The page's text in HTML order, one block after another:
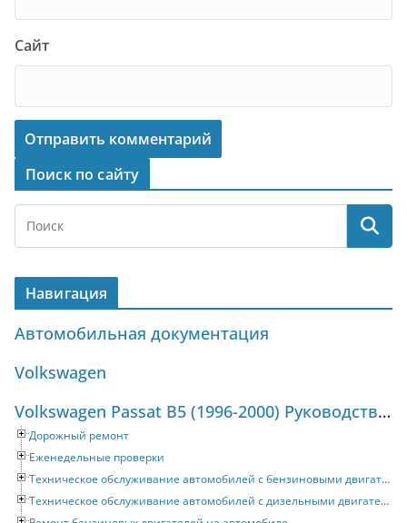
Сайт
Поиск по сайту
Навигация
Автомобильная документация
Volkswagen
Volkswagen Passat B5 (1996-2000) Руководство по ремонту и техническому обслуживанию
Дорожный ремонт
Еженедельные проверки
Техническое обслуживание автомобилей с бензиновыми двигателями
Техническое обслуживание автомобилей с дизельными двигателями